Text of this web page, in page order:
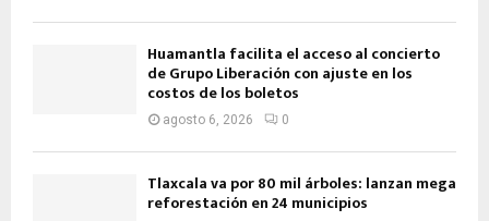
Huamantla facilita el acceso al concierto
de Grupo Liberación con ajuste en los
costos de los boletos
agosto 6, 2026 0
Tlaxcala va por 80 mil árboles: lanzan mega
reforestación en 24 municipios